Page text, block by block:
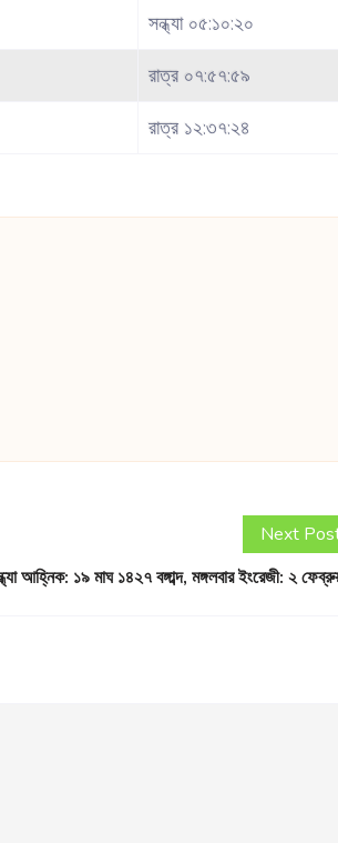
সন্ধ্যা ০৫:১০:২০
রাত্র ০৭:৫৭:৫৯
রাত্র ১২:৩৭:২৪
Next
আহ্নিক: ১৯ মাঘ ১৪২৭ বঙ্গাব্দ, মঙ্গলবার ইংরেজী: ২